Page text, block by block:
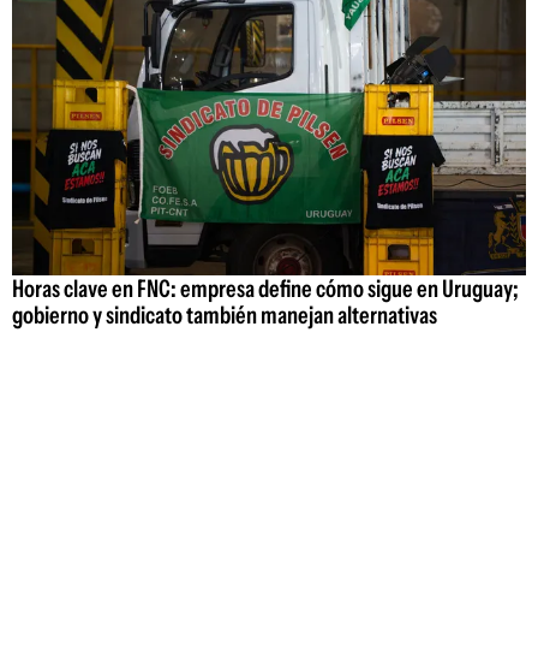
Horas clave en FNC: empresa define cómo sigue en Uruguay;
gobierno y sindicato también manejan alternativas